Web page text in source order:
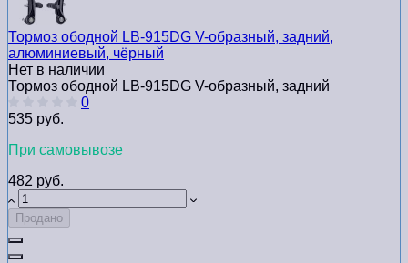
Тормоз ободной LB-915DG V-образный, задний,
алюминиевый, чёрный
Нет в наличии
Тормоз ободной LB-915DG V-образный, задний
0
535 руб.
При самовывозе
482 руб.
Продано